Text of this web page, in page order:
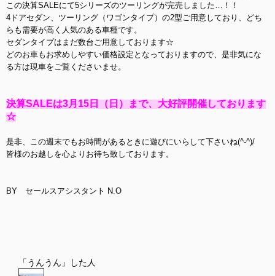
この決算SALEにて5シリーズのツーリングが完売しました…！！
4ドアセダン、ツーリング（ワゴンタイプ）の2型ご用意しており、どち
らも需要が高く人気のある車種です。
セダンタイプはまだ数台ご用意しております☆
どのお車もお求めしやすい価格設定となっておりますので、是非気にな
る方は現車をご覧くださいませ。
決算SALEは3月15日（日）まで、大好評開催しております
☆
是非、この週末でもお時間があるときに遊びにいらして下さいね(^-^)/
皆様のお越しを心よりお待ち致しております。
BY セールスアシスタント N.O
「うんうん」した人